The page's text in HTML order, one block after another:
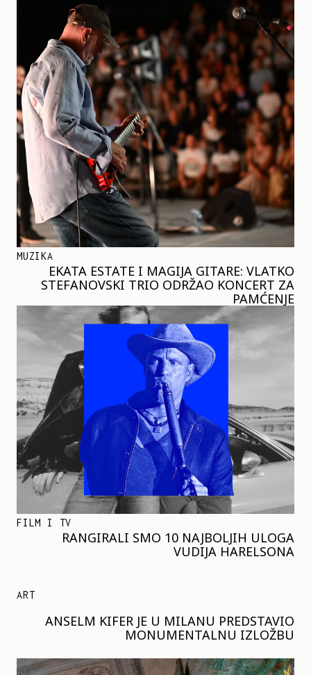
MUZIKA
EKATA ESTATE I MAGIJA GITARE: VLATKO
STEFANOVSKI TRIO ODRŽAO KONCERT ZA
PAMĆENJE
FILM I TV
RANGIRALI SMO 10 NAJBOLJIH ULOGA
VUDIJA HARELSONA
ART
ANSELM KIFER JE U MILANU PREDSTAVIO
MONUMENTALNU IZLOŽBU